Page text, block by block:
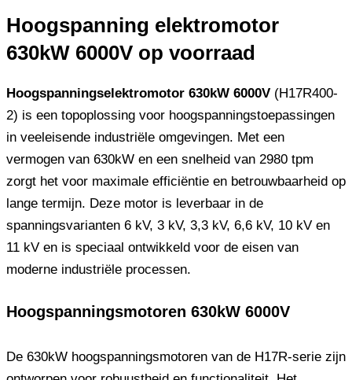
Hoogspanning elektromotor
630kW 6000V op voorraad
Hoogspanningselektromotor 630kW 6000V (H17R400-
2) is een topoplossing voor hoogspanningstoepassingen
in veeleisende industriële omgevingen. Met een
vermogen van 630kW en een snelheid van 2980 tpm
zorgt het voor maximale efficiëntie en betrouwbaarheid op
lange termijn. Deze motor is leverbaar in de
spanningsvarianten 6 kV, 3 kV, 3,3 kV, 6,6 kV, 10 kV en
11 kV en is speciaal ontwikkeld voor de eisen van
moderne industriële processen.
Hoogspanningsmotoren 630kW 6000V
De 630kW hoogspanningsmotoren van de H17R-serie zijn